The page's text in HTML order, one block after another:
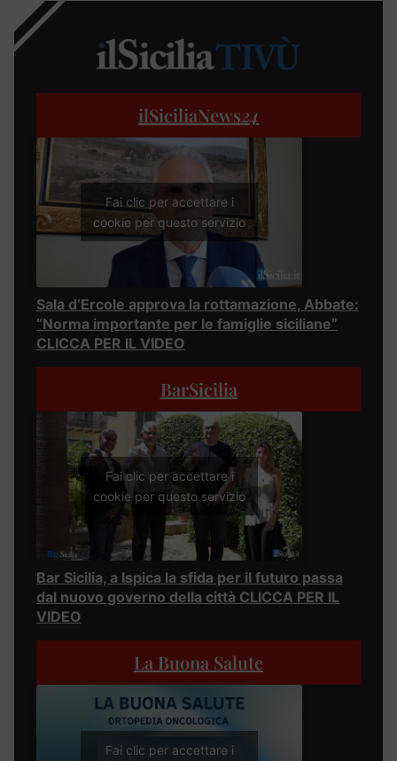
ilSiciliaNews24
Fai clic per accettare i
cookie per questo servizio
Sala d’Ercole approva la rottamazione, Abbate:
“Norma importante per le famiglie siciliane”
CLICCA PER IL VIDEO
BarSicilia
Fai clic per accettare i
cookie per questo servizio
Bar Sicilia, a Ispica la sfida per il futuro passa
dal nuovo governo della città CLICCA PER IL
VIDEO
La Buona Salute
Fai clic per accettare i